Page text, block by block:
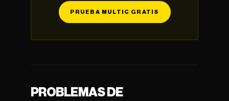
PRUEBA MULTIC GRATIS
PROBLEMAS DE